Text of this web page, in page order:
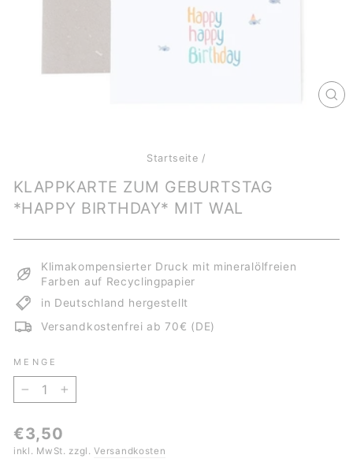
Startseite /
KLAPPKARTE ZUM GEBURTSTAG
*HAPPY BIRTHDAY* MIT WAL
Klimakompensierter Druck mit mineralölfreien
Farben auf Recyclingpapier
in Deutschland hergestellt
Versandkostenfrei ab 70€ (DE)
MENGE
Normaler
Preis
€3,50
inkl. MwSt. zzgl.Versandkosten